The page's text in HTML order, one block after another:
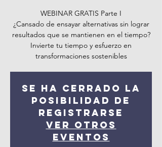
WEBINAR GRATIS Parte I
¿Cansado de ensayar alternativas sin lograr
resultados que se mantienen en el tiempo?
Invierte tu tiempo y esfuerzo en
transformaciones sostenibles
Se ha cerrado la
posibilidad de
registrarse
Ver otros
eventos